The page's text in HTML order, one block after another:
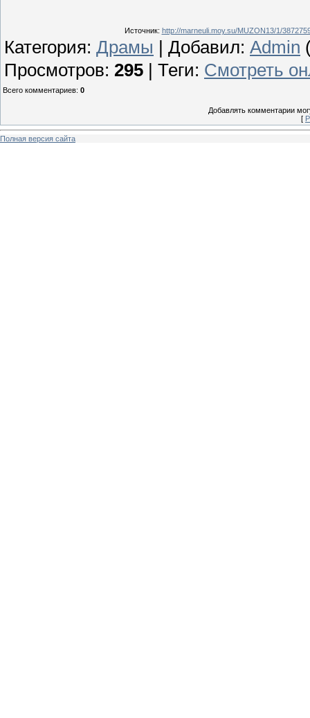
Источник: http://marneuli.moy.su/MUZON13/1/
Категория: Драмы Добавил: Admin
Просмотров: 295 Теги: Смотреть
Всего комментариев: 0
Добавлять комментарии
[
Полная версия сайта